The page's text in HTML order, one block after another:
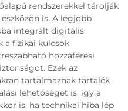
rendszerekkel tárolják
is. A legjobb
integrált digitális
a fizikai kulcsok
hozzáférési
Ezek az
tartalmaznak tartalék
lehetőséget is, így a
is, ha technikai hiba lép